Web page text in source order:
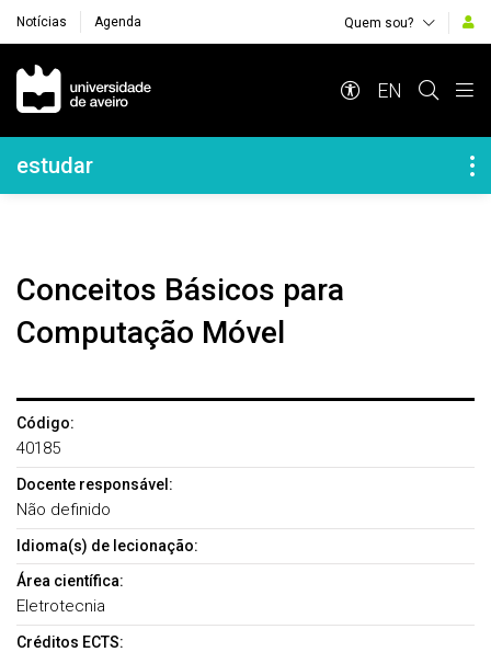
Notícias Agenda Quem sou?
Navegação Principal
EN
Navegação Lateral
estudar
Conceitos Básicos para
Computação Móvel
Código:
40185
Docente responsável:
Não definido
Idioma(s) de lecionação:
Área científica:
Eletrotecnia
Créditos ECTS: